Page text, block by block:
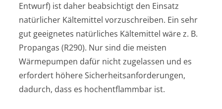
Entwurf) ist daher beabsichtigt den Einsatz
natürlicher Kältemittel vorzuschreiben. Ein sehr
gut geeignetes natürliches Kältemittel wäre z. B.
Propangas (R290). Nur sind die meisten
Wärmepumpen dafür nicht zugelassen und es
erfordert höhere Sicherheitsanforderungen,
dadurch, dass es hochentflammbar ist.